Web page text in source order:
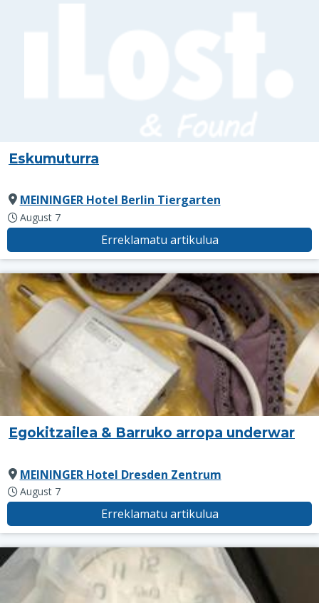
Eskumuturra
MEININGER Hotel Berlin Tiergarten
August 7
Erreklamatu artikulua
Egokitzailea & Barruko arropa underwar
MEININGER Hotel Dresden Zentrum
August 7
Erreklamatu artikulua